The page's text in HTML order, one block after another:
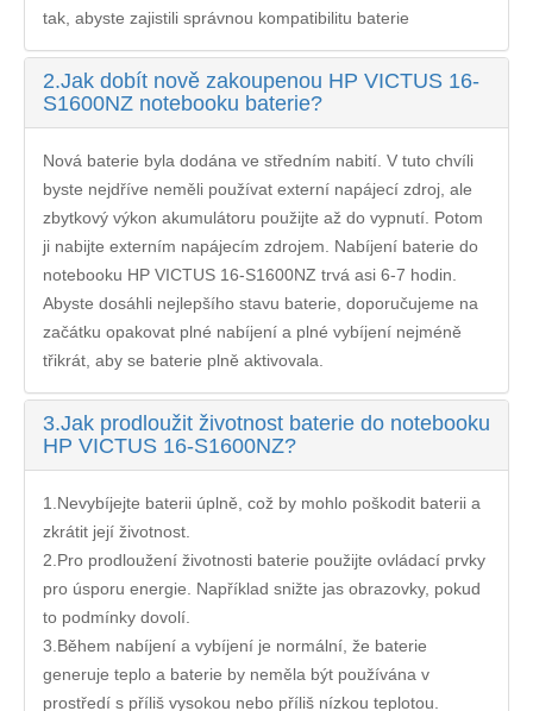
tak, abyste zajistili správnou kompatibilitu baterie
2.Jak dobít nově zakoupenou HP VICTUS 16-
S1600NZ notebooku baterie?
Nová baterie byla dodána ve středním nabití. V tuto chvíli
byste nejdříve neměli používat externí napájecí zdroj, ale
zbytkový výkon akumulátoru použijte až do vypnutí. Potom
ji nabijte externím napájecím zdrojem. Nabíjení baterie do
notebooku HP VICTUS 16-S1600NZ trvá asi 6-7 hodin.
Abyste dosáhli nejlepšího stavu baterie, doporučujeme na
začátku opakovat plné nabíjení a plné vybíjení nejméně
třikrát, aby se baterie plně aktivovala.
3.Jak prodloužit životnost baterie do notebooku
HP VICTUS 16-S1600NZ?
1.Nevybíjejte baterii úplně, což by mohlo poškodit baterii a
zkrátit její životnost.
2.Pro prodloužení životnosti baterie použijte ovládací prvky
pro úsporu energie. Například snižte jas obrazovky, pokud
to podmínky dovolí.
3.Během nabíjení a vybíjení je normální, že baterie
generuje teplo a baterie by neměla být používána v
prostředí s příliš vysokou nebo příliš nízkou teplotou.